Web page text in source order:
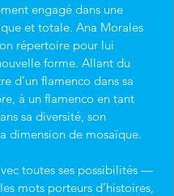
engagé dans une
et totale. Ana Morales
répertoire pour lui
forme. Allant du
d’un flamenco dans sa
à un flamenco en tant
sa diversité, son
dimension de mosaïque.
toutes ses possibilités —
mots porteurs d’histoires,